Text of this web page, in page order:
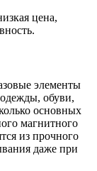
цена,
элементы
обуви,
основных
магнитного
из прочного
даже при